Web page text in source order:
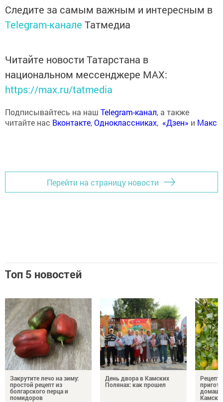
Следите за самым важным и интересным в
Telegram-канале Татмедиа
Читайте новости Татарстана в
национальном мессенджере MАХ:
https://max.ru/tatmedia
Подписывайтесь на наш Telegram-канал, а также
читайте нас Вконтакте,Одноклассниках, «Дзен» и Макс
Перейти на страницу новости
Топ 5 новостей
Закрутите лечо на зиму:
простой рецепт из
болгарского перца и
помидоров
День двора в Камских
Полянах: как прошел